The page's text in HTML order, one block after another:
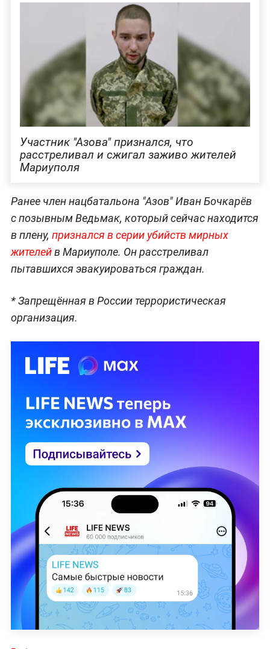
Участник "Азова" признался, что
расстреливал и сжигал заживо жителей
Мариуполя
Ранее член нацбатальона "Азов" Иван Бочкарёв
с позывным Ведьмак, который сейчас находится
в плену, признался в серии убийств мирных
жителейв Мариуполе. Он расстреливал
пытавшихся эвакуироваться граждан.
*Запрещённая в России террористическая
организация.